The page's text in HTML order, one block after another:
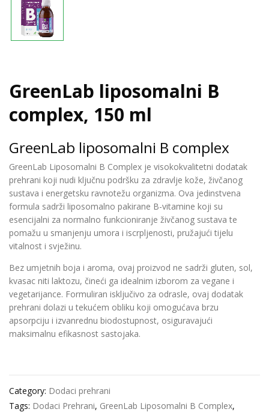
GreenLab liposomalni B
complex, 150 ml
GreenLab liposomalni B complex
GreenLab Liposomalni B Complex je visokokvalitetni dodatak
prehrani koji nudi ključnu podršku za zdravlje kože, živčanog
sustava i energetsku ravnotežu organizma. Ova jedinstvena
formula sadrži liposomalno pakirane B-vitamine koji su
esencijalni za normalno funkcioniranje živčanog sustava te
pomažu u smanjenju umora i iscrpljenosti, pružajući tijelu
vitalnost i svježinu.
Bez umjetnih boja i aroma, ovaj proizvod ne sadrži gluten, sol,
kvasac niti laktozu, čineći ga idealnim izborom za vegane i
vegetarijance. Formuliran isključivo za odrasle, ovaj dodatak
prehrani dolazi u tekućem obliku koji omogućava brzu
apsorpciju i izvanrednu biodostupnost, osiguravajući
maksimalnu efikasnost sastojaka.
Category: Dodaci prehrani
Tags: Dodaci Prehrani, GreenLab Liposomalni B Complex,